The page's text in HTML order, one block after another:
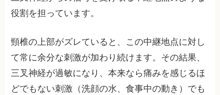
役割を担っています。
頸椎の上部がズレていると、この中継地点に対し
て常に余分な刺激が加わり続けます。その結果、
三叉神経が過敏になり、本来なら痛みを感じるほ
どでもない刺激（洗顔の水、食事中の動き）でも